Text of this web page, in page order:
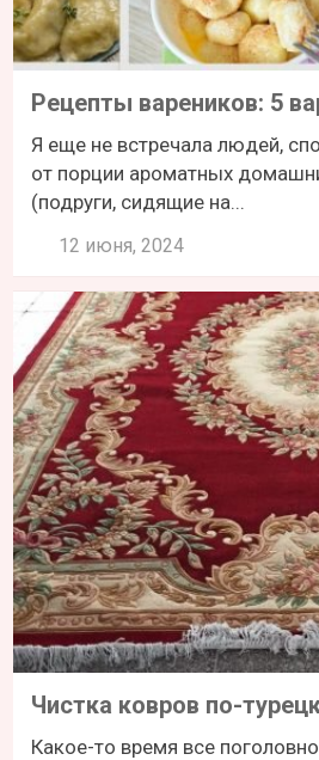
Рецепты вареников: 5
Я еще не встречала людей,
от порции ароматных
(подруги, сидящие на...
12 июня, 2024
Чистка ковров по-
Какое-то время все